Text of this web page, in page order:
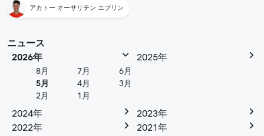
アカトー オーサリテン エブリン
ニュース
2026年
8月 7月
6月
5月
4月
3月
2月
1月
2025年
2024年
2023年
2022年
2021年